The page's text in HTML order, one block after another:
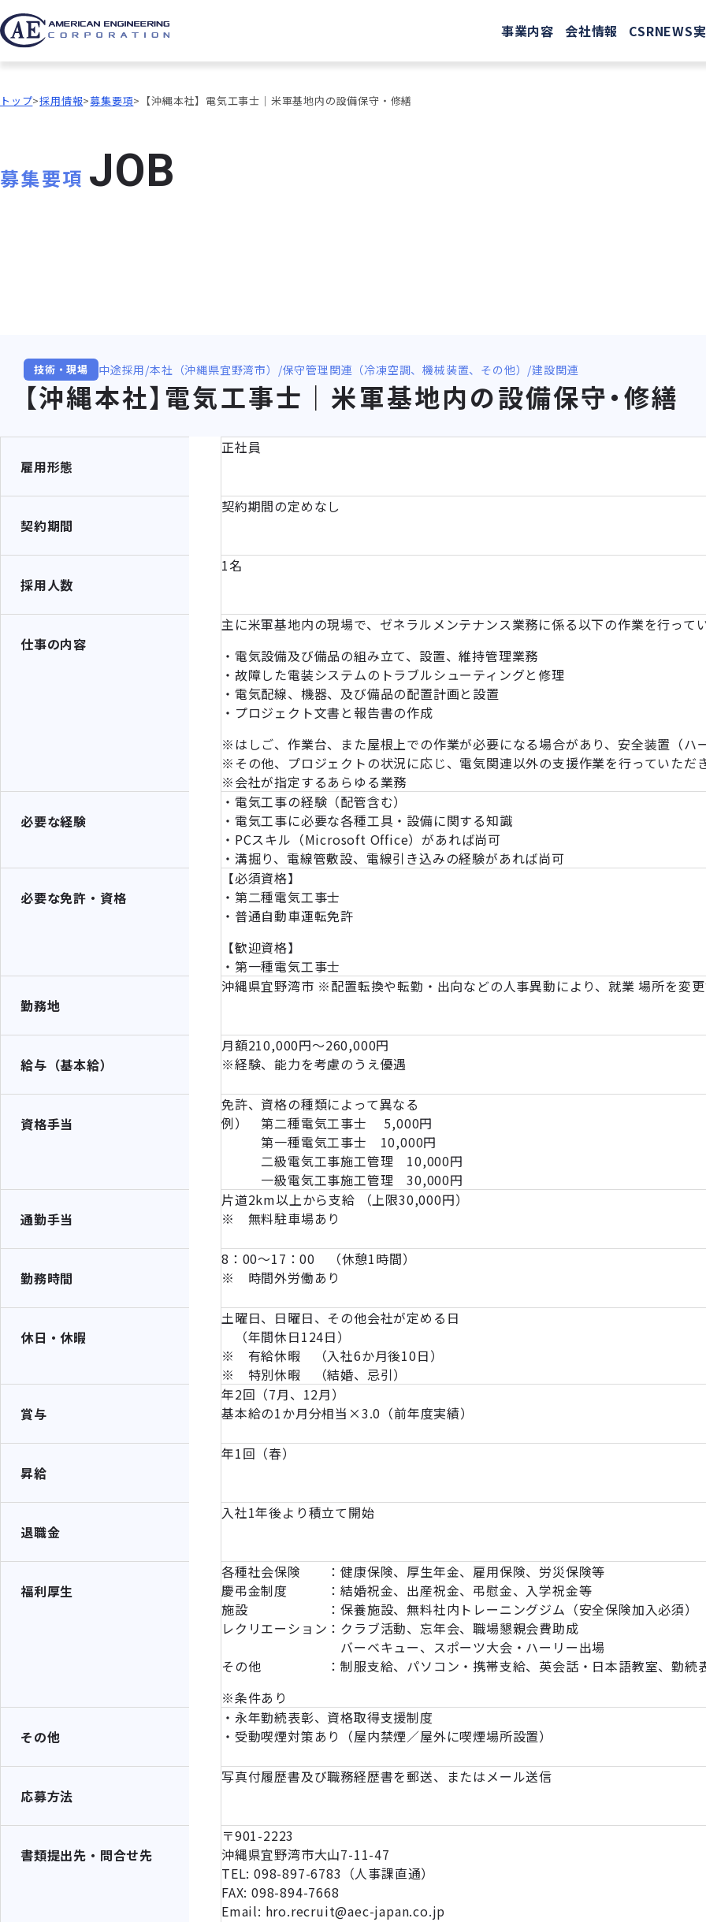
事業内容 会社情報 CSRNEWS
トップ 採用情報 募集要項 【沖縄本社】電気工事士｜米軍基地内の設備保守・修繕
募集要項 JOB
技術・現場 中途採用 本社（沖縄県宜野湾市） 保守管理関連（冷凍空調、機械装置、その他） 建設関連
【沖縄本社】電気工事士｜米軍基地内の設備保守・修繕
雇用形態
正社員
契約期間
契約期間の定めなし
採用人数
1名
仕事の内容
主に米軍基地内の現場で、ゼネラルメンテナンス業務に係る以下の作業を行って
・電気設備及び備品の組み立て、設置、維持管理業務
・故障した電装システムのトラブルシューティングと修理
・電気配線、機器、及び備品の配置計画と設置
・プロジェクト文書と報告書の作成
※はしご、作業台、また屋根上での作業が必要になる場合があり、安全装置（ハ
※その他、プロジェクトの状況に応じ、電気関連以外の支援作業を行っていただ
※会社が指定するあらゆる業務
必要な経験
・電気工事の経験（配管含む）
・電気工事に必要な各種工具・設備に関する知識
・PCスキル（Microsoft Office）があれば尚可
・溝掘り、電線管敷設、電線引き込みの経験があれば尚可
必要な免許・資格
【必須資格】
・第二種電気工事士
・普通自動車運転免許
【歓迎資格】
・第一種電気工事士
勤務地
沖縄県宜野湾市 ※配置転換や転勤・出向などの人事異動により、就業 場所を変
給与（基本給）
月額210,000円～260,000円
※経験、能力を考慮のうえ優遇
資格手当
免許、資格の種類によって異なる
例） 第二種電気工事士 5,000円
第一種電気工事士 10,000円
二級電気工事施工管理 10,000円
一級電気工事施工管理 30,000円
通勤手当
片道2km以上から支給 （上限30,000円）
※ 無料駐車場あり
勤務時間
8：00～17：00 （休憩1時間）
※ 時間外労働あり
休日・休暇
土曜日、日曜日、その他会社が定める日
（年間休日124日）
※ 有給休暇 （入社6か月後10日）
※ 特別休暇 （結婚、忌引）
賞与
年2回（7月、12月）
基本給の1か月分相当×3.0（前年度実績）
昇給
年1回（春）
退職金
入社1年後より積立て開始
福利厚生
各種社会保険 ：健康保険、厚生年金、雇用保険、労災保険等
慶弔金制度 ：結婚祝金、出産祝金、弔慰金、入学祝金等
施設 ：保養施設、無料社内トレーニングジム（安全保険加入必須）
レクリエーション：クラブ活動、忘年会、職場懇親会費助成
バーベキュー、スポーツ大会・ハーリー出場
その他 ：制服支給、パソコン・携帯支給、英会話・日本語教室、勤続
※条件あり
その他
・永年勤続表彰、資格取得支援制度
・受動喫煙対策あり（屋内禁煙／屋外に喫煙場所設置）
応募方法
写真付履歴書及び職務経歴書を郵送、またはメール送信
書類提出先・問合せ先
〒901-2223
沖縄県宜野湾市大山7-11-47
TEL: 098-897-6783（人事課直通）
FAX: 098-894-7668
Email: hro.recruit@aec-japan.co.jp